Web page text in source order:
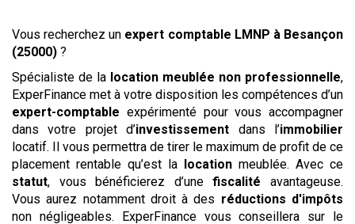
Vous recherchez un expert comptable LMNP à Besançon
(25000) ?
Spécialiste de la location meublée non professionnelle,
ExperFinance met à votre disposition les compétences d’un
expert-comptable expérimenté pour vous accompagner
dans votre projet d’investissement dans l’immobilier
locatif. Il vous permettra de tirer le maximum de profit de ce
placement rentable qu’est la
location meublée. Avec ce
statut, vous bénéficierez d’unefiscalité avantageuse.
Vous aurez notamment droit à des réductions d'impôts
non négligeables. ExperFinance vous conseillera sur le